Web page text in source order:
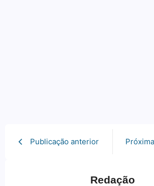
Publicação anterior
Redação